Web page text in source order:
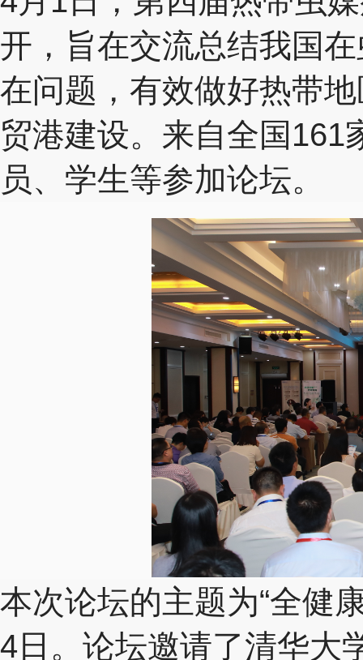
开，旨在交流总结我国
在问题，有效做好热带
贸港建设。来自全国161
员、学生等参加论坛。
本次论坛的主题为“全健
4日。论坛邀请了清华大